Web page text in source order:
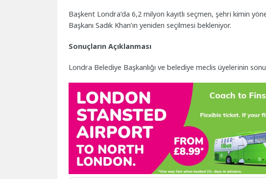
Başkent Londra’da 6,2 milyon kayıtlı seçmen, şehri kimin
Başkanı Sadık Khan’ın yeniden seçilmesi bekleniyor.
Sonuçların Açıklanması
Londra Belediye Başkanlığı ve belediye meclis üyelerinin